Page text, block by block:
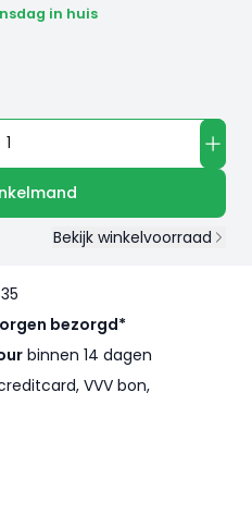
in huis
Bekijk winkelvoorraad
bezorgd*
binnen 14 dagen
VVV bon,